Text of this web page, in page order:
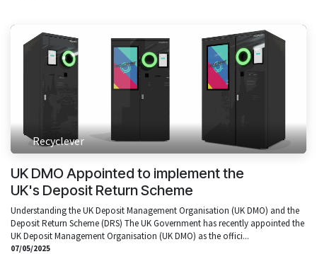
Recyclever
UK DMO Appointed to implement the
UK's Deposit Return Scheme
Understanding the UK Deposit Management Organisation (UK DMO) and the
Deposit Return Scheme (DRS) The UK Government has recently appointed the
UK Deposit Management Organisation (UK DMO) as the offici...
07/05/2025